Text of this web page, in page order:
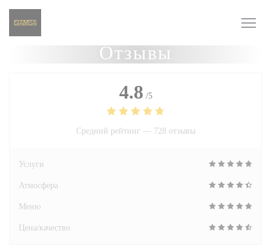
Панель управления cookies
Отзывы
4.8 /5
Средний рейтинг — 728 отзывы
Услуги
Атмосфера
Меню
Цена/качество